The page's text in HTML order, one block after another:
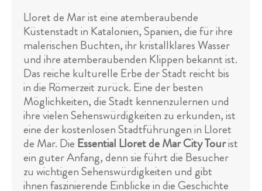
Lloret de Mar ist eine atemberaubende
Küstenstadt in Katalonien, Spanien, die für ihre
malerischen Buchten, ihr kristallklares Wasser
und ihre atemberaubenden Klippen bekannt ist.
Das reiche kulturelle Erbe der Stadt reicht bis
in die Römerzeit zurück. Eine der besten
Möglichkeiten, die Stadt kennenzulernen und
ihre vielen Sehenswürdigkeiten zu erkunden, ist
eine der kostenlosen Stadtführungen in Lloret
de Mar. Die Essential Lloret de Mar City Tourist
ein guter Anfang, denn sie führt die Besucher
zu wichtigen Sehenswürdigkeiten und gibt
ihnen faszinierende Einblicke in die Geschichte